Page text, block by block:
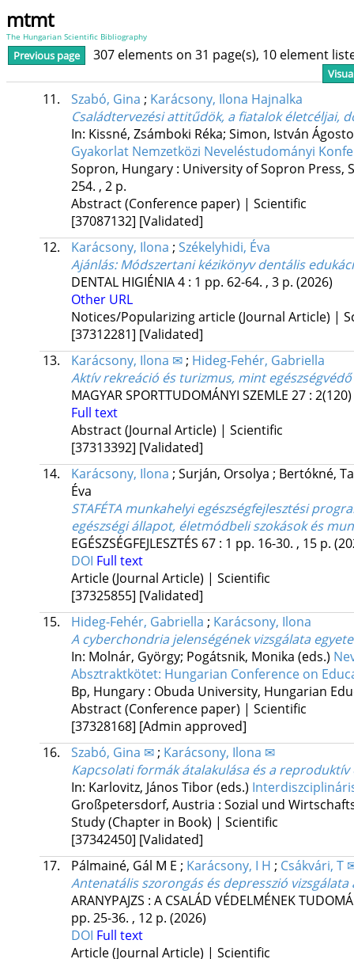
mtmt
The Hungarian Scientific Bibliography
Previous page 307 elements on 31 page(s), 10 element
11. Szabó, Gina ; Karácsony, Ilona Hajnalka
Családtervezési attitűdök, a fiatalok életcéljai,
In: Kissné, Zsámboki Réka; Simon, István
Gyakorlat Nemzetközi Neveléstudományi
Sopron, Hungary : University of Sopron Press,
254. , 2 p.
Abstract (Conference paper) | Scientific
[37087132] [Validated]
12.
Karácsony, Ilona ; Székelyhidi, Éva
Ajánlás: Módszertani kézikönyv dentális
DENTAL HIGIÉNIA4: 1 pp. 62-64. , 3 p. (2026)
Other URL
Notices/Popularizing article (Journal Article) |
[37312281] [Validated]
13.
Karácsony, Ilona ✉; Hideg-Fehér, Gabriella
Aktív rekreáció és turizmus, mint
MAGYAR SPORTTUDOMÁNYI SZEMLE 27: 2(120)
Full text
Abstract (Journal Article) | Scientific
[37313392] [Validated]
14.
Karácsony, Ilona ; Surján, Orsolya ; Bertókné,
Éva
STAFÉTA munkahelyi egészségfejlesztési
egészségi állapot, életmódbeli szokások és
EGÉSZSÉGFEJLESZTÉS 67: 1 pp. 16-30. , 15 p.
DOI Full text
Article (Journal Article) | Scientific
[37325855] [Validated]
15.
Hideg-Fehér, Gabriella ; Karácsony, Ilona
A cyberchondria jelenségének vizsgálata
In: Molnár, György; Pogátsnik, Monika (eds.)
Absztraktkötet: Hungarian Conference on
Bp, Hungary : Obuda University, Hungarian
Abstract (Conference paper) | Scientific
[37328168] [Admin approved]
16.
Szabó, Gina ✉; Karácsony, Ilona ✉
Kapcsolati formák átalakulása és a
In: Karlovitz, János Tibor (eds.)
Großpetersdorf, Austria : Sozial und
Study (Chapter in Book) | Scientific
[37342450] [Validated]
17.
Pálmainé, Gál M E ; Karácsony, I H ; Csákvári, T
Antenatális szorongás és depresszió
ARANYPAJZS : A CSALÁD VÉDELMÉNEK
pp. 25-36. , 12 p. (2026)
DOI Full text
Article (Journal Article) | Scientific